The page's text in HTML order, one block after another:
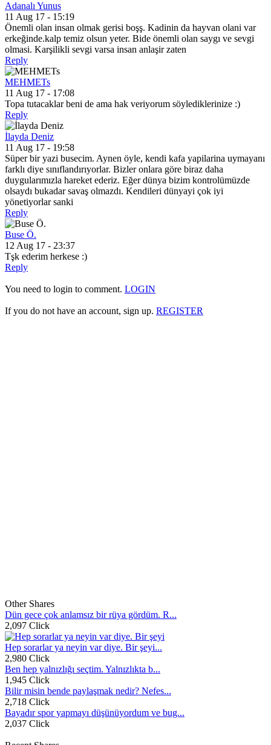
Adanalı Yunus
11 Aug 17 - 15:19
Önemli olan insan olmak gerisi boşş. Kadinin da hayvan olani var
erkeğinde.kalp temiz olsun yeter. Bide önemli olan saygı ve sevgi
olmasi. Karşilikli sevgi varsa insan anlaşir zaten
Reply
MEHMETs
11 Aug 17 - 17:08
Topa tutacaklar beni de ama hak veriyorum söylediklerinize :)
Reply
İlayda Deniz
11 Aug 17 - 19:58
Süper bir yazi busecim. Aynen öyle, kendi kafa yapilarina uymayanı
farklı diye sınıflandırıyorlar. Bizler onlara göre biraz daha
duygularımızla hareket ederiz. Eğer dünya bizim kontrolümüzde
olsaydı bukadar savaş olmazdı. Kendileri dünyayi çok iyi
yönetiyorlar sanki
Reply
Buse Ö.
12 Aug 17 - 23:37
Tşk ederim herkese :)
Reply
You need to login to comment. LOGIN
If you do not have an account, sign up. REGISTER
Other Shares
Dün gece çok anlamsız bir rüya gördüm. R...
2,097 Click
Hep sorarlar ya neyin var diye. Bir şeyi...
2,980 Click
Ben hep yalnızlığı seçtim. Yalnızlıkta b...
1,945 Click
Bilir misin bende paylaşmak nedir? Nefes...
2,718 Click
Bayadır spor yapmayı düşünüyordum ve bug...
2,037 Click